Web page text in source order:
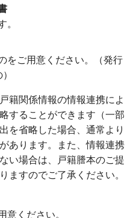
。
をご用意ください。（発行
の）
籍関係情報の情報連携によ
することができます（一部
を省略した場合、通常より
あります。
また、情報連携
い場合は、戸籍謄本のご提
ますのでご了承ください。
意ください。